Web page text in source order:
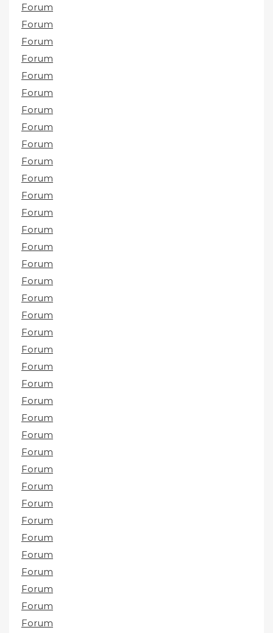
Forum
Forum
Forum
Forum
Forum
Forum
Forum
Forum
Forum
Forum
Forum
Forum
Forum
Forum
Forum
Forum
Forum
Forum
Forum
Forum
Forum
Forum
Forum
Forum
Forum
Forum
Forum
Forum
Forum
Forum
Forum
Forum
Forum
Forum
Forum
Forum
Forum